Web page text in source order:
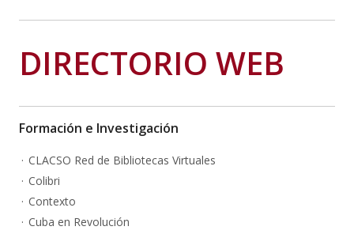
DIRECTORIO WEB
Formación e Investigación
CLACSO Red de Bibliotecas Virtuales
Colibri
Contexto
Cuba en Revolución